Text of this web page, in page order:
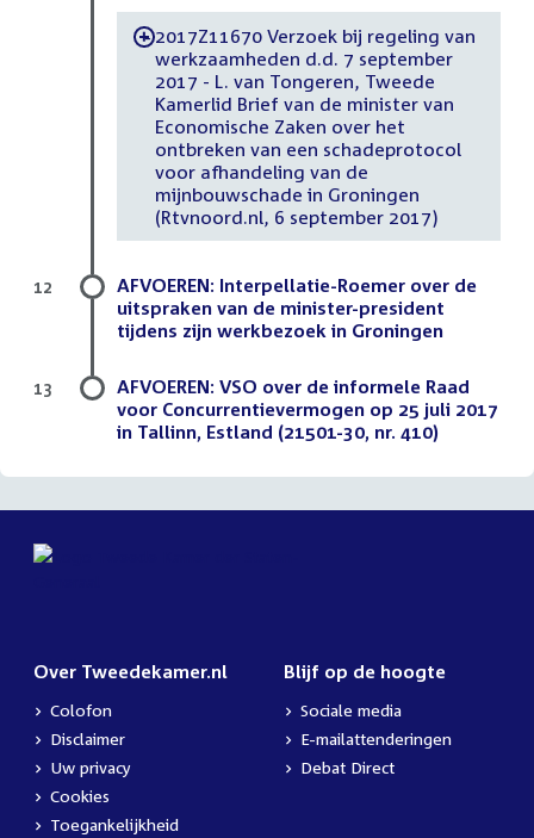
-2017Z11670 Verzoek bij regeling van
werkzaamheden d.d. 7 september
2017 - L. van Tongeren, Tweede
Kamerlid Brief van de minister van
Economische Zaken over het
ontbreken van een schadeprotocol
voor afhandeling van de
mijnbouwschade in Groningen
(Rtvnoord.nl, 6 september 2017)
AFVOEREN: Interpellatie-Roemer over de
uitspraken van de minister-president
tijdens zijn werkbezoek in Groningen
12
AFVOEREN: VSO over de informele Raad
voor Concurrentievermogen op 25 juli 2017
in Tallinn, Estland (21501-30, nr. 410)
13
Over Tweedekamer.nl
Colofon
Disclaimer
Uw privacy
Cookies
Toegankelijkheid
Blijf op de hoogte
Sociale media
E-mailattenderingen
Debat Direct